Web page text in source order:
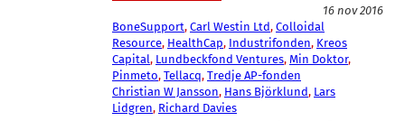
16 nov 2016
BoneSupport, Carl Westin Ltd, Colloidal
Resource, HealthCap, Industrifonden, Kreos
Capital, Lundbeckfond Ventures, Min Doktor
Pinmeto, Tellacq, Tredje AP-fonden
Christian W Jansson, Hans Björklund, Lars
Lidgren, Richard Davies